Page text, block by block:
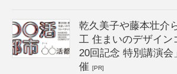
乾久美子や藤本壮介
工 住まいのデザイン
20回記念 特別講演会
催[PR]